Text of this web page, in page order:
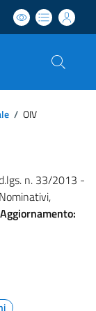
/ OIV
n. 33/2013 -
Nominativi,
Aggiornamento: